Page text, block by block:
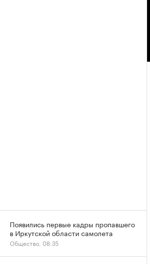
Появились первые кадры пропавшего
в Иркутской области самолета
Общество, 08:35